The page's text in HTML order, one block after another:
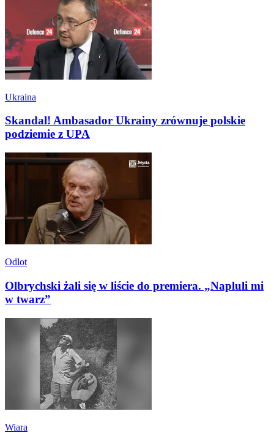
Ukraina
Skandal! Ambasador Ukrainy zrównuje polskie
podziemie z UPA
Odlot
Olbrychski żali się w liście do premiera. „Napluli mi
w twarz”
Wiara